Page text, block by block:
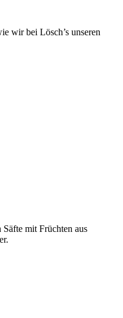
wir bei Lösch’s unseren
Säfte mit Früchten aus